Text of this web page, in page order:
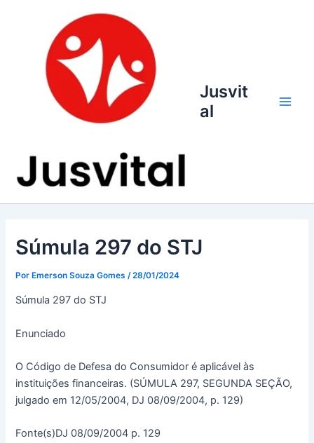
Jusvit
al
Súmula 297 do STJ
PorEmerson Souza Gomes /28/01/2024
Súmula 297 do STJ
Enunciado
O Código de Defesa do Consumidor é aplicável às
instituições financeiras. (SÚMULA 297, SEGUNDA SEÇÃO,
julgado em 12/05/2004, DJ 08/09/2004, p. 129)
Fonte(s)DJ 08/09/2004 p. 129